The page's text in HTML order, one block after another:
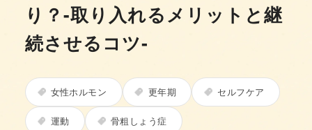
り？-取り入れるメリットと継
続させるコツ‐
女性ホルモン 更年期 セルフケア
運動 骨粗しょう症